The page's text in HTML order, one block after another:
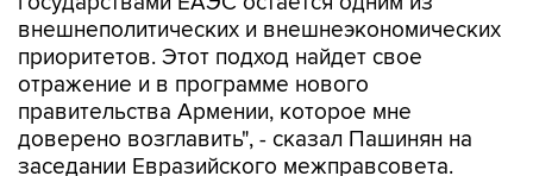
внешнеполитических и внешнеэкономических
приоритетов. Этот подход найдет свое
отражение и в программе нового
правительства Армении, которое мне
доверено возглавить", - сказал Пашинян на
заседании Евразийского межправсовета.